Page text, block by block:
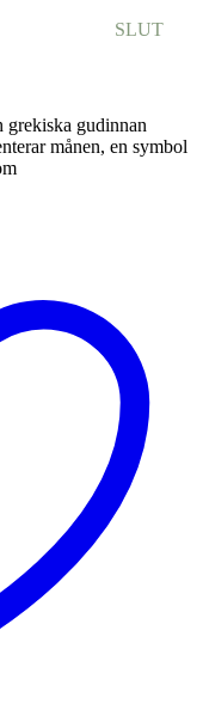
SLUT
grekiska gudinnan
månen, en symbol